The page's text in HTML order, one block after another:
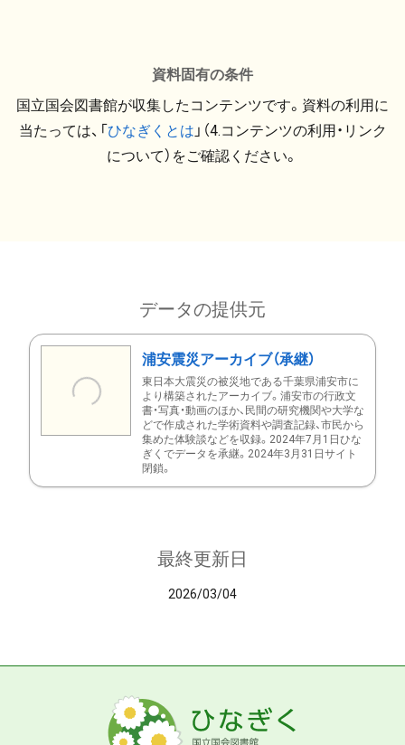
資料固有の条件
国立国会図書館が収集したコンテンツです。資料の利用に
当たっては、「ひなぎくとは 」（4.コンテンツの利用・リンク
について）をご確認ください。
データの提供元
浦安震災アーカイブ（承継）
東日本大震災の被災地である千葉県浦安市に
より構築されたアーカイブ。浦安市の行政文
書・写真・動画のほか、民間の研究機関や大学な
どで作成された学術資料や調査記録、市民から
集めた体験談などを収録。2024年7月1日ひな
ぎくでデータを承継。2024年3月31日サイト
閉鎖。
最終更新日
2026/03/04